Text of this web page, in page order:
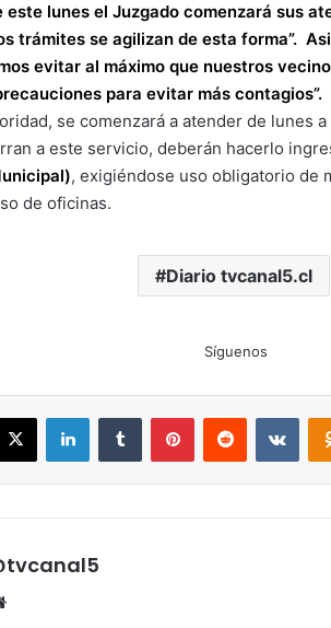
lunes el Juzgado comenzará sus
trámites se agilizan de esta forma”.
evitar al máximo que nuestros
para evitar más contagios”.
se comenzará a atender de lunes
a este servicio, deberán hacerlo
, exigiéndose uso obligatorio de
de oficinas.
Diario tvcanal5.cl
Síguenos
X LinkedInTumblr PinterestReddit